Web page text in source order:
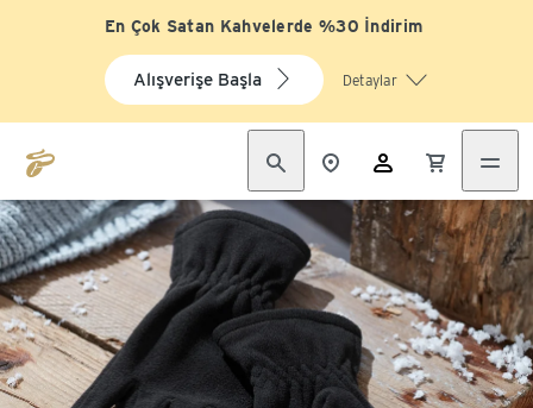
En Çok Satan Kahvelerde %30 İndirim
Alışverişe Başla Detaylar